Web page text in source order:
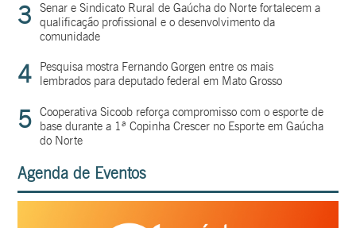
3
Senar e Sindicato Rural de Gaúcha do Norte fortalecem a
qualificação profissional e o desenvolvimento da
comunidade
4
Pesquisa mostra Fernando Gorgen entre os mais
lembrados para deputado federal em Mato Grosso
5 Cooperativa Sicoob reforça compromisso com o esporte de
base durante a 1ª Copinha Crescer no Esporte em Gaúcha
do Norte
Agenda de Eventos